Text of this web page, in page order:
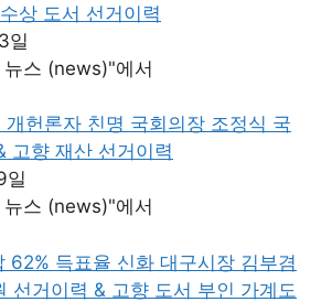
상 도서 선거이력
일
스 (news)"에서
헌론자 친명 국회의장 조정식 국
고향 재산 선거이력
일
스 (news)"에서
62% 득표율 신화 대구시장 김부겸
선거이력 & 고향 도서 부인 가계도